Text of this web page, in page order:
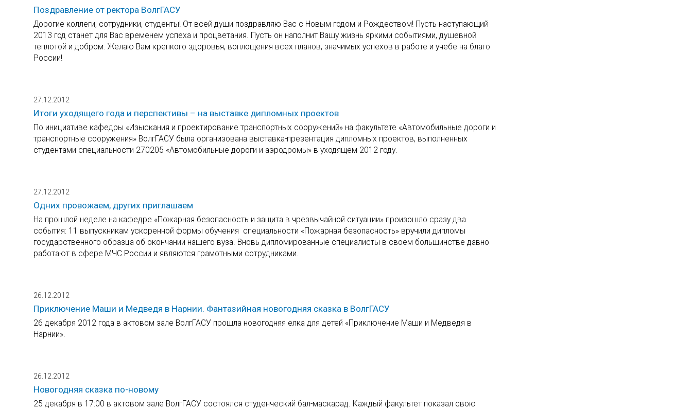
Поздравление от ректора ВолгГАСУ
Дорогие коллеги, сотрудники, студенты! От всей души поздравляю Вас с Новым годом и Рождеством! Пусть наступающий
2013 год станет для Вас временем успеха и процветания. Пусть он наполнит Вашу жизнь яркими событиями, душевной
теплотой и добром. Желаю Вам крепкого здоровья, воплощения всех планов, значимых успехов в работе и учебе на благо
России!
27.12.2012
Итоги уходящего года и перспективы – на выставке дипломных проектов
По инициативе кафедры «Изыскания и проектирование транспортных сооружений» на факультете «Автомобильные дороги и
транспортные сооружения» ВолгГАСУ была организована выставка-презентация дипломных проектов, выполненных
студентами специальности 270205 «Автомобильные дороги и аэродромы» в уходящем 2012 году.
27.12.2012
Одних провожаем, других приглашаем
На прошлой неделе на кафедре «Пожарная безопасность и защита в чрезвычайной ситуации» произошло сразу два
события: 11 выпускникам ускоренной формы обучения специальности «Пожарная безопасность» вручили дипломы
государственного образца об окончании нашего вуза. Вновь дипломированные специалисты в своем большинстве давно
работают в сфере МЧС России и являются грамотными сотрудниками.
26.12.2012
Приключение Маши и Медведя в Нарнии. Фантазийная новогодняя сказка в ВолгГАСУ
26 декабря 2012 года в актовом зале ВолгГАСУ прошла новогодняя елка для детей «Приключение Маши и Медведя в
Нарнии».
26.12.2012
Новогодняя сказка по-новому
25 декабря в 17:00 в актовом зале ВолгГАСУ состоялся студенческий бал-маскарад. Каждый факультет показал свою